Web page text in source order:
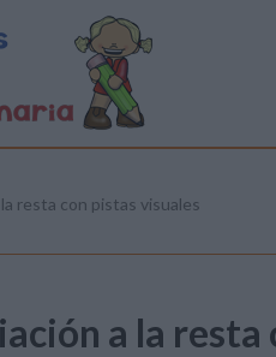
resta con pistas visuales
a la resta